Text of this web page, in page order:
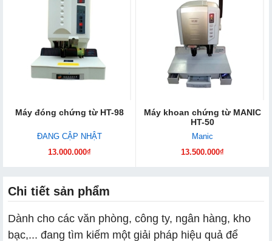
Máy đóng chứng từ HT-98
ĐANG CẬP NHẬT
13.000.000₫
Máy khoan chứng từ MANIC
HT-50
Manic
13.500.000₫
Chi tiết sản phẩm
Dành cho các văn phòng, công ty, ngân hàng, kho
bạc,... đang tìm kiếm một giải pháp hiệu quả để